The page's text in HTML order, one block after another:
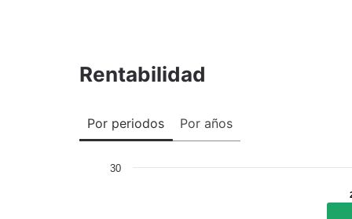
Rentabilidad
Por periodos Por años
30